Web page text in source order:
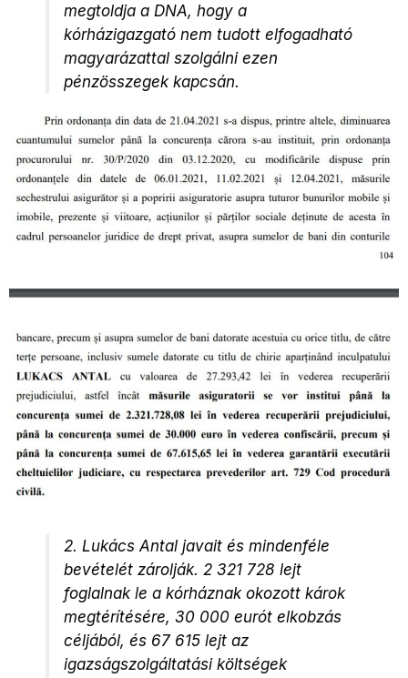
megtoldja a DNA, hogy a
kórházigazgató nem tudott elfogadható
magyarázattal szolgálni ezen
pénzösszegek kapcsán.
2. Lukács Antal javait és mindenféle
bevételét zárolják. 2 321 728 lejt
foglalnak le a kórháznak okozott károk
megtérítésére, 30 000 eurót elkobzás
céljából, és 67 615 lejt az
igazságszolgáltatási költségek